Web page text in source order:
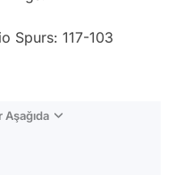
Spurs: 117-103